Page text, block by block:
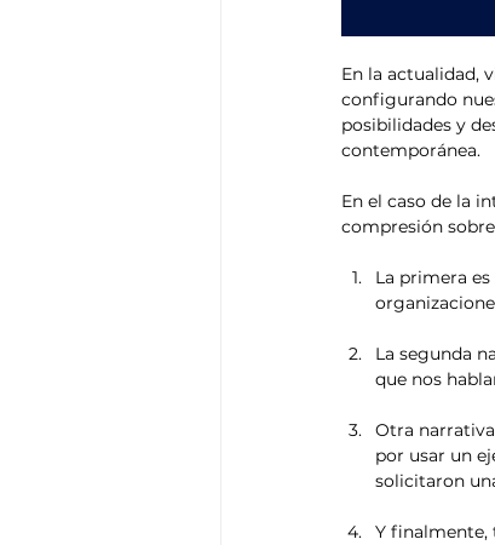
En la actualidad,
configurando
posibilidades y
contemporánea.
En el caso de la
compresión
La primera
La segunda
que nos
Otra
por usar un
solicitaron
Y finalmente,